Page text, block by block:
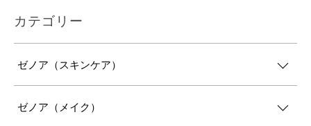
カテゴリー
ゼノア（スキンケア）
ゼノア（メイク）